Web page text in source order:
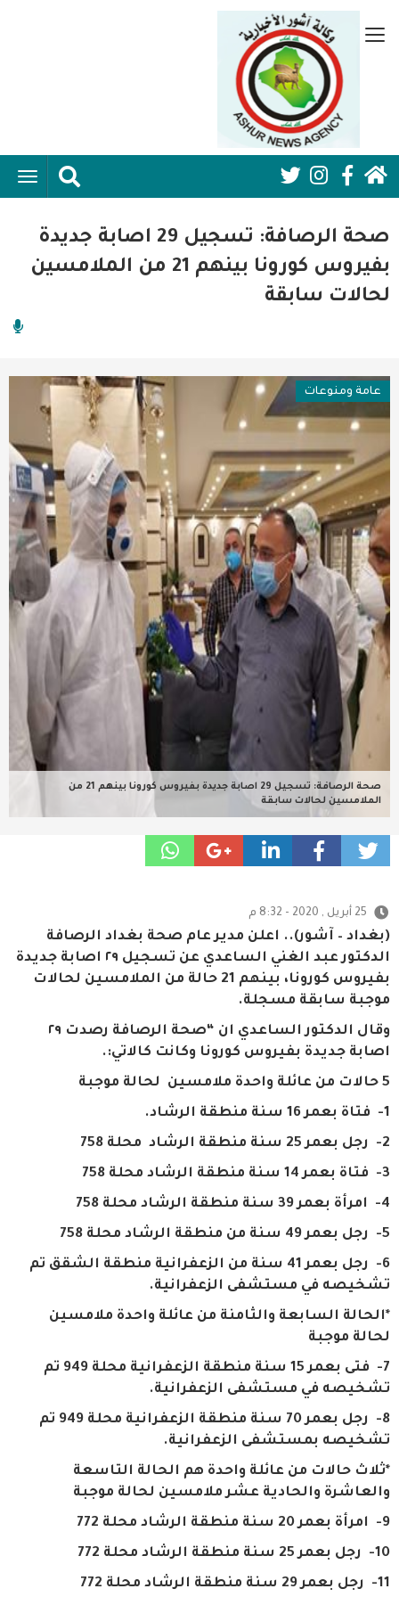
إلى
Social
Media:
Header
صحة الرصافة: تسجيل 29 اصابة جديدة
بفيروس كورونا بينهم 21 من الملامسين
لحالات سابقة
عامة ومنوعات
صحة الرصافة: تسجيل 29 اصابة جديدة بفيروس كورونا بينهم 21 من
الملامسين لحالات سابقة
25 أبريل , 2020 - 8:32 م
(بغداد – آشور).. اعلن مدير عام صحة بغداد الرصافة
الدكتور عبد الغني الساعدي عن تسجيل ٢٩ اصابة جديدة
بفيروس كورونا، بينهم 21 حالة من الملامسين لحالات
موجبة سابقة مسجلة.
وقال الدكتور الساعدي ان “صحة الرصافة رصدت ٢٩
اصابة جديدة بفيروس كورونا وكانت كالاتي:.
5 حالات من عائلة واحدة ملامسين لحالة موجبة
1- فتاة بعمر 16 سنة منطقة الرشاد.
2- رجل بعمر 25 سنة منطقة الرشاد محلة 758
3- فتاة بعمر 14 سنة منطقة الرشاد محلة 758
4- امرأة بعمر 39 سنة منطقة الرشاد محلة 758
5- رجل بعمر 49 سنة من منطقة الرشاد محلة 758
6- رجل بعمر 41 سنة من الزعفرانية منطقة الشقق تم
تشخيصه في مستشفى الزعفرانية.
*الحالة السابعة والثامنة من عائلة واحدة ملامسين
لحالة موجبة
7- فتى بعمر 15 سنة منطقة الزعفرانية محلة 949 تم
تشخيصه في مستشفى الزعفرانية.
8- رجل بعمر 70 سنة منطقة الزعفرانية محلة 949 تم
تشخيصه بمستشفى الزعفرانية.
*ثلاث حالات من عائلة واحدة هم الحالة التاسعة
والعاشرة والحادية عشر ملامسين لحالة موجبة
9- امرأة بعمر 20 سنة منطقة الرشاد محلة 772
10- رجل بعمر 25 سنة منطقة الرشاد محلة 772
11- رجل بعمر 29 سنة منطقة الرشاد محلة 772
قائمة
جانبية
الرئيسية
اقتصاد واعمال
امنية
فن وثقافة
عربية ودولية
تقنيات
تحقيقات صحفية
مقالات
عامة ومنوعات
طب وصحة